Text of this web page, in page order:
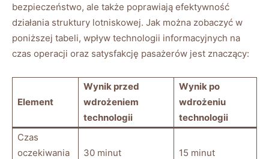
bezpieczeństwo, ale także poprawiają efektywność
działania struktury lotniskowej. Jak można zobaczyć w
poniższej tabeli, wpływ technologii informacyjnych na
czas operacji oraz satysfakcję pasażerów jest znaczący:
Element
Wynik przed
wdrożeniem
technologii
Wynik po
wdrożeniu
technologii
Czas
oczekiwania
30 minut 15 minut